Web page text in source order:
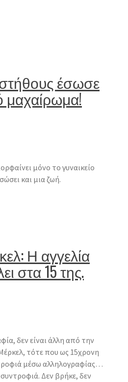
έσωσε
μαχαίρωμα!
μόνο το γυναικείο
και μια ζωή.
Η αγγελία
στα 15 της.
δεν είναι άλλη από την
τότε που ως 15χρονη
μέσω αλληλογραφίας…
Δεν βρήκε, δεν